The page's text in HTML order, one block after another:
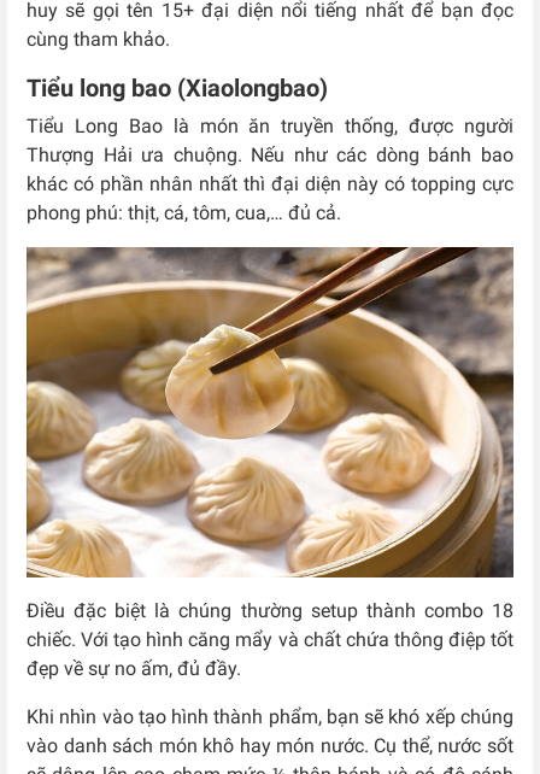
huy sẽ gọi tên 15+ đại diện nổi tiếng nhất để bạn đọc
cùng tham khảo.
Tiểu long bao (Xiaolongbao)
Tiểu Long Bao là món ăn truyền thống, được người
Thượng Hải ưa chuộng. Nếu như các dòng bánh bao
khác có phần nhân nhất thì đại diện này có topping cực
phong phú: thịt, cá, tôm, cua,… đủ cả.
Điều đặc biệt là chúng thường setup thành combo 18
chiếc. Với tạo hình căng mẩy và chất chứa thông điệp tốt
đẹp về sự no ấm, đủ đầy.
Khi nhìn vào tạo hình thành phẩm, bạn sẽ khó xếp chúng
vào danh sách món khô hay món nước. Cụ thể, nước sốt